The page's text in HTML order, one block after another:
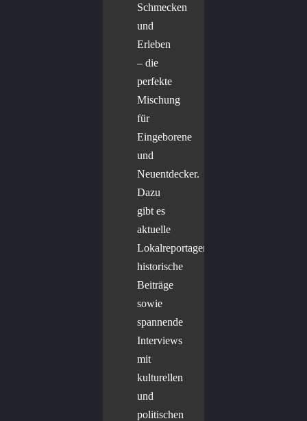
Schmecken
und
Erleben
– die
perfekte
Mischung
für
Eingeborene
und
Neuentdecker.
Dazu
gibt es
aktuelle
Lokalreportagen,
historische
Beiträge
sowie
spannende
Interviews
mit
kulturellen
und
politischen